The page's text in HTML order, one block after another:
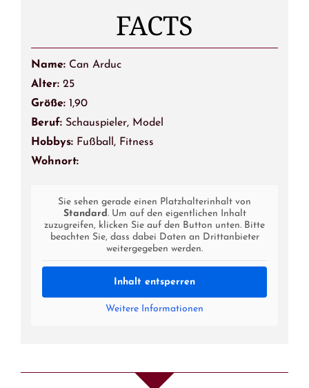
FACTS
Name: Can Arduc
Alter: 25
Größe: 1,90
Beruf: Schauspieler, Model
Hobbys: Fußball, Fitness
Wohnort:
Sie sehen gerade einen Platzhalterinhalt von
Standard . Um auf den eigentlichen Inhalt
zuzugreifen, klicken Sie auf den Button unten. Bitte
beachten Sie, dass dabei Daten an Drittanbieter
weitergegeben werden.
Inhalt entsperren
Weitere Informationen